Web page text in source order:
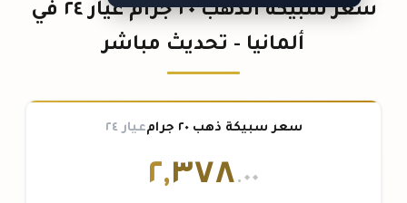
سعر سبيكة الذهب ٢٠ جرام عيار ٢٤ في
ألمانيا - تحديث مباشر
سعر سبيكة ذهب ٢٠ جرام عيار ٢٤
٢,٣٧٨.٠٠